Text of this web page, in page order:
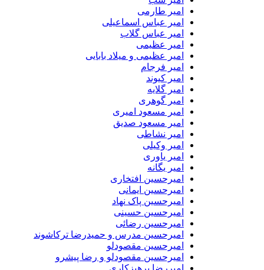
امیر طارمی
امیر عباس اسماعیلی
امیر عباس گلاب
امیر عظیمی
امیر عظیمی و میلاد بابایی
امیر فرجام
امیر کیوند
امیر گلایه
امیر گوهری
امیر مسعود امیری
امیر مسعود صدیق
امیر نشاطی
امیر وکیلی
امیر یاوری
امیر یگانه
امیرحسین افتخاری
امیرحسین ایمانی
امیرحسین پاک نهاد
امیرحسین حسینی
امیرحسین رضائی
امیرحسین مدرس و حمیدرضا ترکاشوند
امیرحسین مقصودلو
امیرحسین مقصودلو و رضا پیشرو
امیررضا پرهیزکاری